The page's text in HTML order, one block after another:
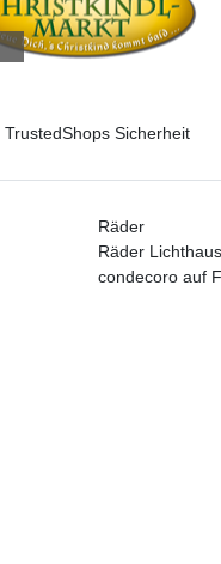
TrustedShops Sicherheit
Räder
Räder Lichthaus
condecoro auf